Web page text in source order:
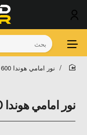
بحث
نور امامي هوندا 600 CBR تجاري
نور امامي هوندا 600 CBR تجاري